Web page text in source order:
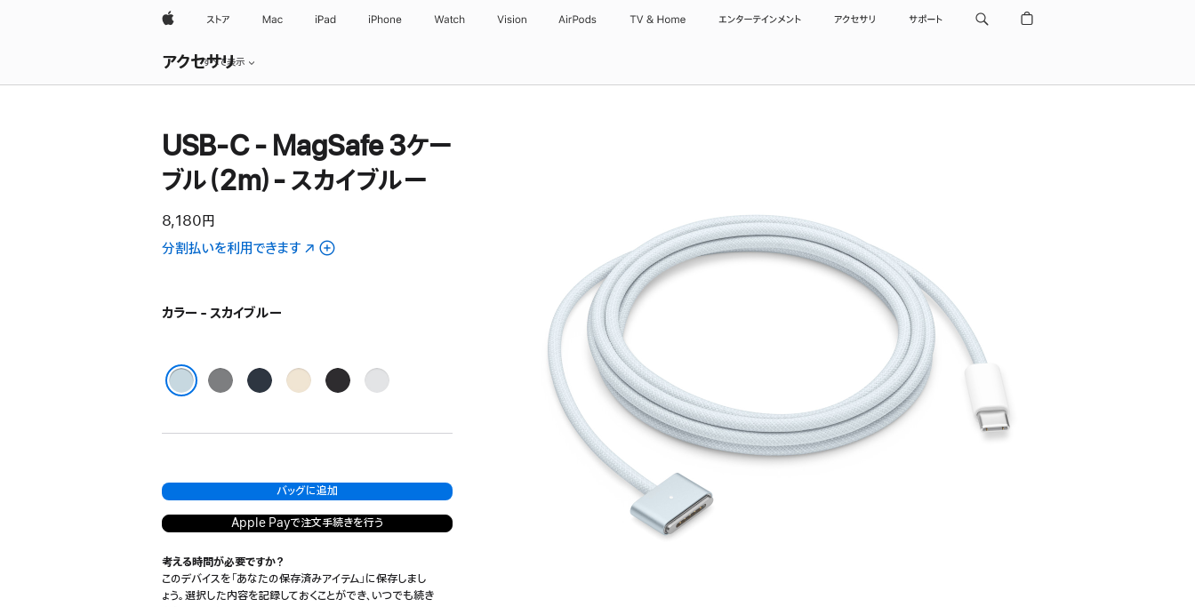
Appleストア Mac iPad iPhone Watch Vision AirPods TV & Home エンターテインメント アクセサリ サポート
アクセサリ
すべて表示
USB-C - MagSafe 3ケー
ブル（2m）- スカイブルー
8,180円
分割払いを利用できます
（新
ウ
で
き
カラー - スカイブルー
ス
ペ
ス
レ
イ
ミ
ッ
ナ
ト
ス
タ
ラ
ト
ス
ペ
ス
ラ
ッ
ク
シ
ル
ー
バッグに追加
Apple Payで注文手続きを行う
考える時間が必要ですか？
このデバイスを「あなたの保存済みアイテム」に保存しまし
ょう。選択した内容を記録しておくことができ、いつでも続き